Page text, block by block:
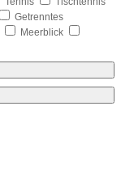
Getrenntes
Meerblick